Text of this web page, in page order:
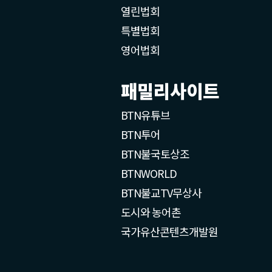
열린법회
특별법회
영어법회
패밀리사이트
BTN유튜브
BTN투어
BTN불국토상조
BTNWORLD
BTN불교TV무상사
도시와 농어촌
국가유산콘텐츠개발원